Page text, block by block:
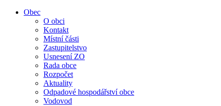
Obec
O obci
Kontakt
Místní části
Zastupitelstvo
Usnesení ZO
Rada obce
Rozpočet
Aktuality
Odpadové hospodářství obce
Vodovod